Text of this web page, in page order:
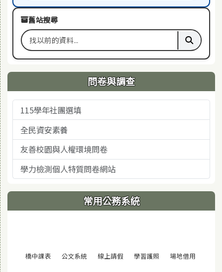
舊站搜尋
搜尋舊站關鍵字 執行舊
問卷與調查
115學年社團選填
全民資安素養
友善校園與人權環境問卷
學力檢測個人特質問卷網站
常用公務系統
橋中課表 (另開視窗)
公文系統 (另開視窗)
線上請假 (另開視窗)
學習護照 (另開視窗)
場地借用